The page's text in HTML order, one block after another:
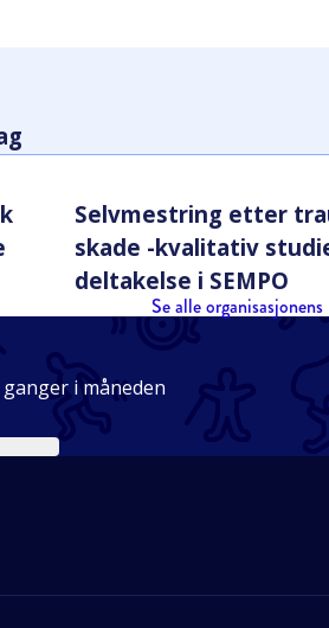
Selvmestring etter
skade -kvalitativ
deltakelse i SEMPO
Se alle
i måneden